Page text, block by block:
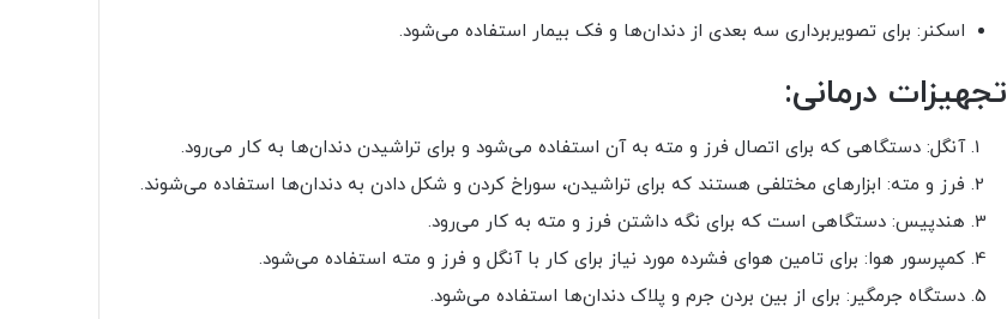
اسکنر: برای تصویربرداری سه بعدی از دندان‌ها و فک بیمار استفاده می‌شود.
تجهیزات درمانی:
آنگل: دستگاهی که برای اتصال فرز و مته به آن استفاده می‌شود و برای تراشیدن دندان‌ها به کار می‌رود.
فرز و مته: ابزارهای مختلفی هستند که برای تراشیدن، سوراخ کردن و شکل دادن به دندان‌ها استفاده می‌شوند.
هندپیس: دستگاهی است که برای نگه داشتن فرز و مته به کار می‌رود.
کمپرسور هوا: برای تامین هوای فشرده مورد نیاز برای کار با آنگل و فرز و مته استفاده می‌شود.
دستگاه جرمگیر: برای از بین بردن جرم و پلاک دندان‌ها استفاده می‌شود.